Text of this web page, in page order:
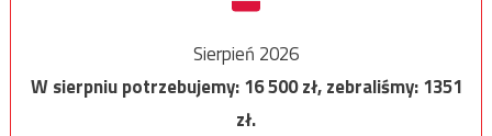
Sierpień 2026
W sierpniu potrzebujemy:16 500zł, zebraliśmy:1351
zł.